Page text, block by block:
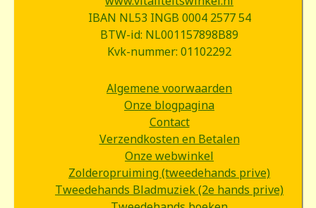
IBAN NL53 INGB 0004 2577 54
BTW-id: NL001157898B89
Kvk-nummer: 01102292
Algemene voorwaarden
Onze blogpagina
Contact
Verzendkosten en Betalen
Onze webwinkel
Zolderopruiming (tweedehands prive)
Tweedehands Bladmuziek (2e hands prive)